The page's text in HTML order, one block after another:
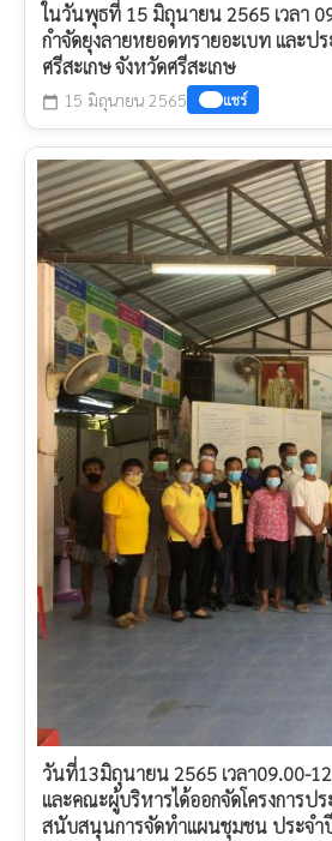
ในวันพุธที่ 15 มิถุนายน 2565 เวลา
กำจัดยุงลายหยอดทรายอะเบท​ และ
ศรีสะเกษ จังหวัดศรีสะเกษ
calendar_today 15 มิถุนายน 2565 แชร์
วันที่13มิถุนายน 2565 เวลา09.00-
และคณะผู้บริหารได้ออกจัดโครงการ
สนับสนุนการจัดทำแผนชุมชน ประจำ